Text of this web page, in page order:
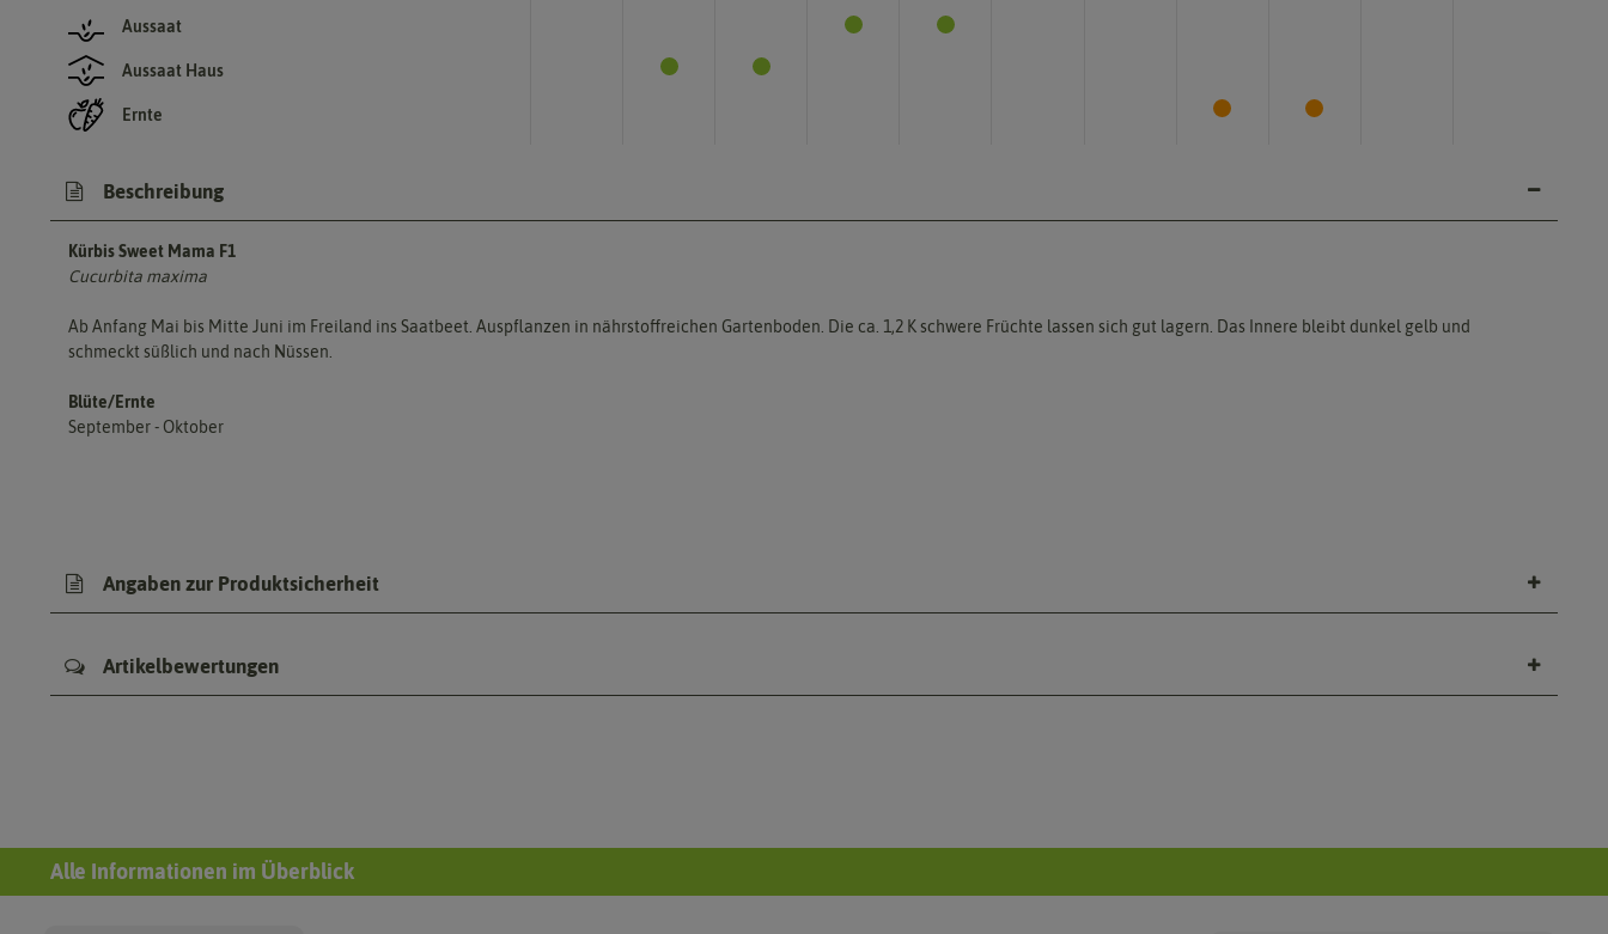
Aussaat
Aussaat Haus
Ernte
Beschreibung
Kürbis Sweet Mama F1
Cucurbita maxima
Ab Anfang Mai bis Mitte Juni im Freiland ins Saatbeet. Auspflanzen in nährstoffreichen Gartenboden. Die ca. 1,2 K schwere Früchte lassen sich gut lagern. Das Innere bleibt dunkel gelb und
schmeckt süßlich und nach Nüssen.
Blüte/Ernte
September - Oktober
Angaben zur Produktsicherheit
Artikelbewertungen
Alle Informationen im Überblick